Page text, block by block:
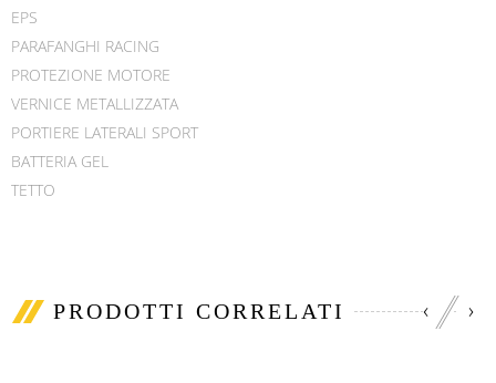
EPS
PARAFANGHI RACING
PROTEZIONE MOTORE
VERNICE METALLIZZATA
PORTIERE LATERALI SPORT
BATTERIA GEL
TETTO
PRODOTTI CORRELATI ‹ ›